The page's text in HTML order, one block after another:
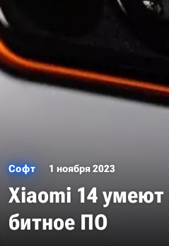
Софт 1 ноября 2023
Xiaomi 14 умеют
битное ПО